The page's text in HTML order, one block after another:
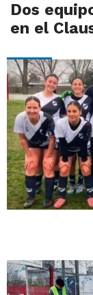
Dos
en el